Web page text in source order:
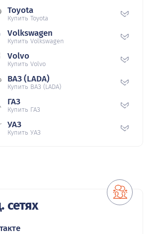
Toyota
Купить Toyota
Volkswagen
Купить Volkswagen
Volvo
Купить Volvo
ВАЗ (LADA)
Купить ВАЗ (LADA)
ГАЗ
Купить ГАЗ
УАЗ
Купить УАЗ
сетях